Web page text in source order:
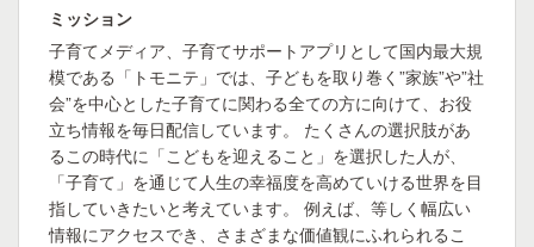
ミッション
子育てメディア、子育てサポートアプリとして国内最大規
模である「トモニテ」では、子どもを取り巻く”家族”や”社
会”を中心とした子育てに関わる全ての方に向けて、お役
立ち情報を毎日配信しています。 たくさんの選択肢があ
るこの時代に「こどもを迎えること」を選択した人が、
「子育て」を通じて人生の幸福度を高めていける世界を目
指していきたいと考えています。 例えば、等しく幅広い
情報にアクセスでき、さまざまな価値観にふれられるこ